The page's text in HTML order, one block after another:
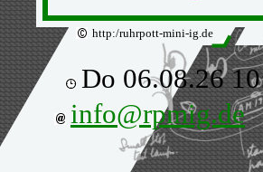
http:/ruhrpott-mini-ig.de
Do 06.08.26
info@rpmig.de